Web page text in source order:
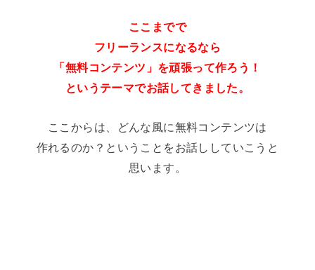
ここまでで
フリーランスになるなら
「無料コンテンツ」を頑張って作ろう！
というテーマでお話してきました。
ここからは、どんな風に無料コンテンツは
作れるのか？ということをお話ししていこうと
思います。